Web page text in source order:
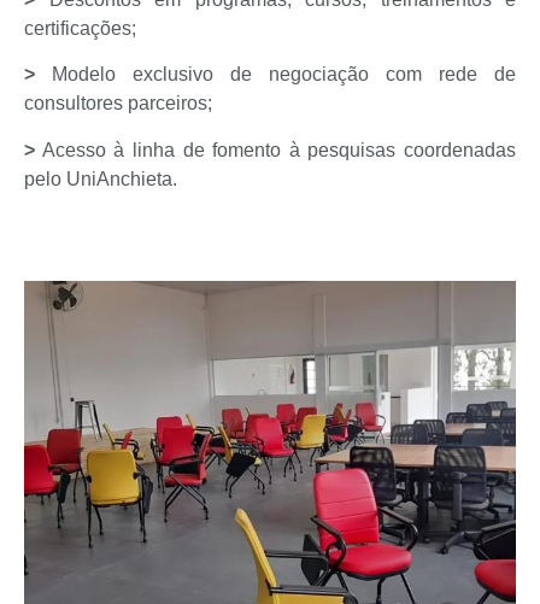
certificações;
> Modelo exclusivo de negociação com rede de
consultores parceiros;
> Acesso à linha de fomento à pesquisas coordenadas
pelo UniAnchieta.